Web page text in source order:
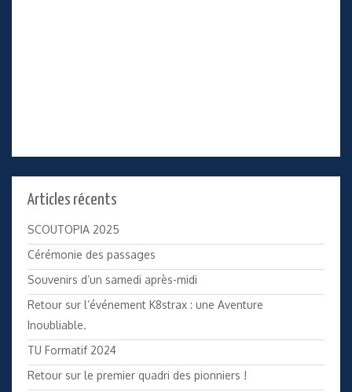
Articles récents
SCOUTOPIA 2025
Cérémonie des passages
Souvenirs d’un samedi après-midi
Retour sur l’événement K8strax : une Aventure
Inoubliable.
TU Formatif 2024
Retour sur le premier quadri des pionniers !